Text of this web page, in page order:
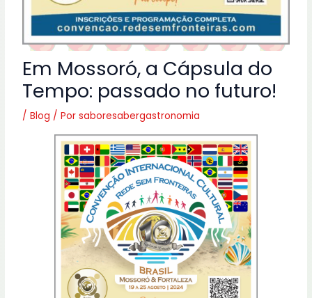
Em Mossoró, a Cápsula do
Tempo: passado no futuro!
/Blog / Porsaboresabergastronomia